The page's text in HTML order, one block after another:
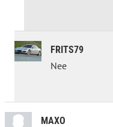
FRITS79
Nee
MAXO